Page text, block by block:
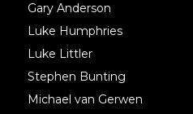
Gary Anderson
Luke Humphries
Luke Littler
Stephen Bunting
Michael van Gerwen